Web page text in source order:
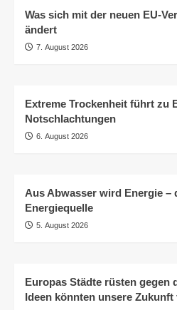
Was sich mit der neuen EU-
ändert
7. August 2026
Extreme Trockenheit führt zu
Notschlachtungen
6. August 2026
Aus Abwasser wird Energie –
Energiequelle
5. August 2026
Europas Städte rüsten gegen
Ideen könnten unsere Zukunft